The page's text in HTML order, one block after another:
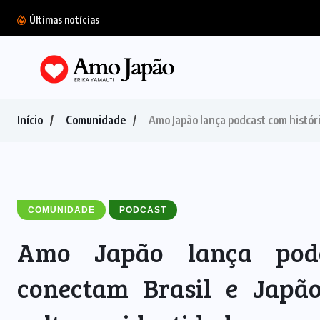
Últimas notícias
Início Comunidade Amo Japão lança podcast com
COMUNIDADE PODCAST
Amo Japão lança
conectam Brasil e